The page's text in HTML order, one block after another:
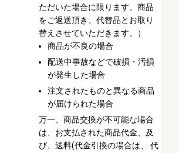
ただいた場合に限ります。商品
をご返送頂き、代替品とお取り
替えさせていただきます。）
商品が不良の場合
配送中事故などで破損・汚損
が発生した場合
注文されたものと異なる商品
が届けられた場合
万一、商品交換が不可能な場合
は、お支払された商品代金、及
び、送料(代金引換の場合は、 代